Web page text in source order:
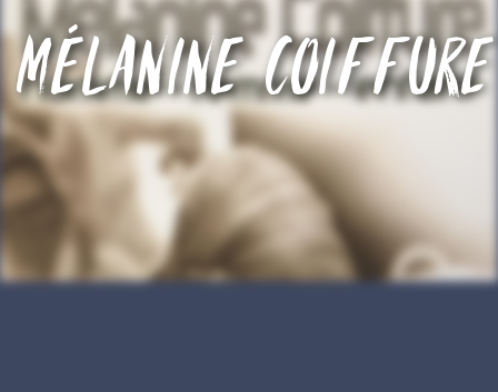
Mélanine coiffure